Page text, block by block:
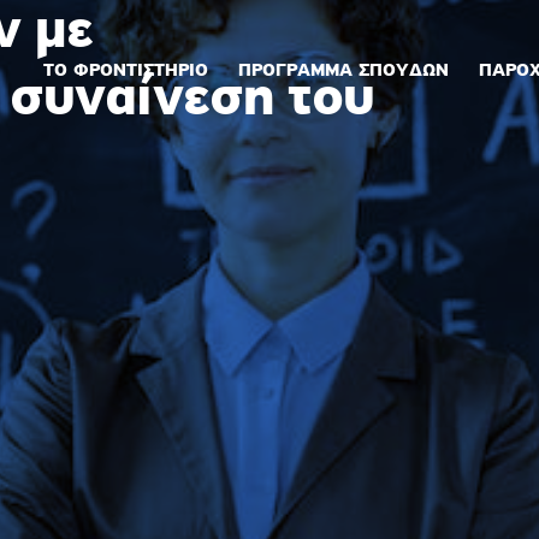
ΤΟ ΦΡΟΝΤΙΣΤΗΡΙΟ ΠΡΟΓΡΑΜΜΑ ΣΠΟΥΔΩΝ
με
του